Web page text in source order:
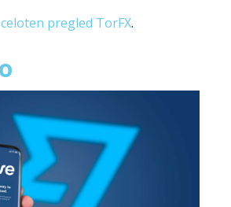
celoten pregled TorFX.